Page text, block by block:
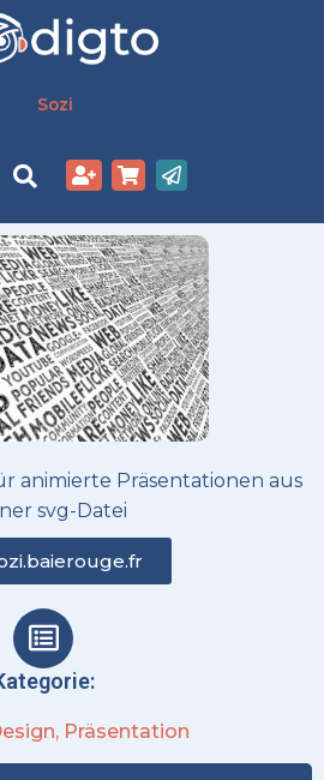
Sozi
animierte Präsentationen aus
svg-Datei
, Präsentation